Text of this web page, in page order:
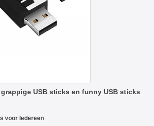
USB sticks en funny USB sticks
voor Iedereen